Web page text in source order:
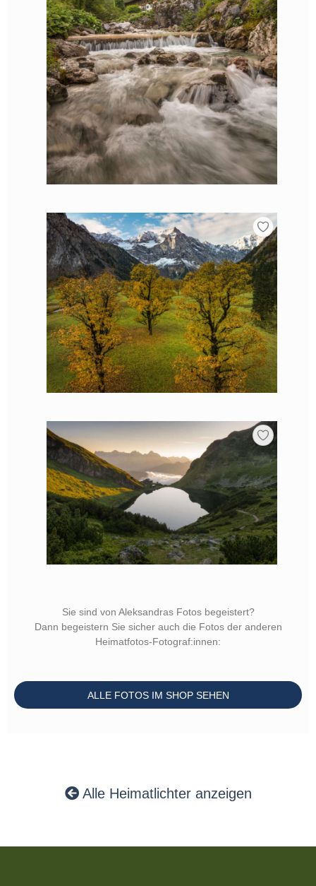
Sie sind von Aleksandras Fotos begeistert?
Dann begeistern Sie sicher auch die Fotos der anderen
Heimatfotos-Fotograf:innen:
ALLE FOTOS IM SHOP SEHEN
Alle Heimatlichter anzeigen